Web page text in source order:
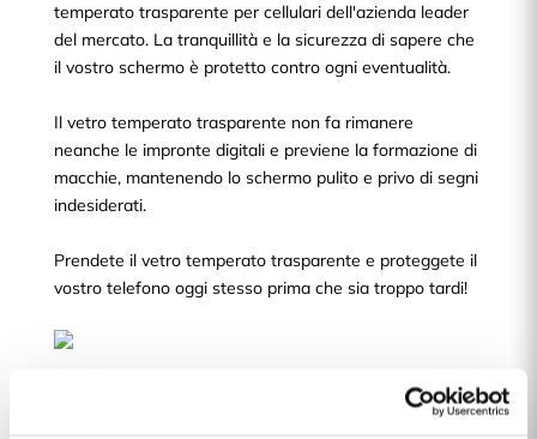
temperato trasparente per cellulari dell'azienda leader
del mercato. La tranquillità e la sicurezza di sapere che
il vostro schermo è protetto contro ogni eventualità.
Il vetro temperato trasparente non fa rimanere
neanche le impronte digitali e previene la formazione di
macchie, mantenendo lo schermo pulito e privo di segni
indesiderati.
Prendete il vetro temperato trasparente e proteggete il
vostro telefono oggi stesso prima che sia troppo tardi!
Scegli il tuo modello di cellulare e